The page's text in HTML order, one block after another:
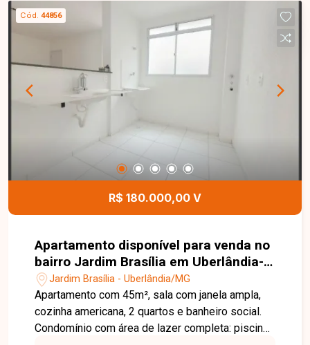
um ambiente pronto para morar. Os armários nos
quartos garantem organização e aproveitamento
Cód. 44856
R$ 180.000,00 V
Apartamento disponível para venda no
bairro Jardim Brasília em Uberlândia-
MGJardim Brasília - Uberlândia/MG
Apartamento com 45m², sala com janela ampla,
cozinha americana, 2 quartos e banheiro social.
Condomínio com área de lazer completa: piscina